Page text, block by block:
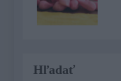
Hľadať